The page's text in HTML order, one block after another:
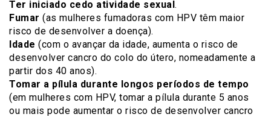
Ter iniciado cedo atividade sexual.
Fumar (as mulheres fumadoras com HPV têm maior
risco de desenvolver a doença).
Idade (com o avançar da idade, aumenta o risco de
desenvolver cancro do colo do útero, nomeadamente a
partir dos 40 anos).
Tomar a pílula durante longos períodos de tempo
(em mulheres com HPV, tomar a pílula durante 5 anos
ou mais pode aumentar o risco de desenvolver cancro